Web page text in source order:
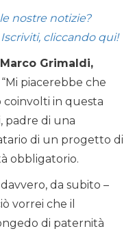
nostre notizie?
cliccando qui!
Marco Grimaldi,
“Mi piacerebbe che
coinvolti in questa
padre di una
di un progetto di
obbligatorio.
da subito –
vorrei che il
di paternità